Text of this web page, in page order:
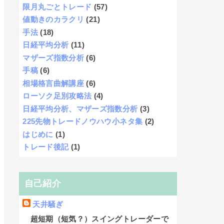
限月丸ごとトレード (57)
値動きのカラクリ (21)
手法 (18)
日経平均分析 (11)
マザーズ指数分析 (6)
手稿 (6)
相場格言曲解講座 (6)
ローソク足別攻略法 (4)
日経平均分析、マザーズ指数分析 (3)
225先物トレードノウハウ小ネタ集 (2)
はじめに (1)
トレード後記 (1)
自己紹介
天井騒ぎ
超短期（短気？）スイングトレーダーで